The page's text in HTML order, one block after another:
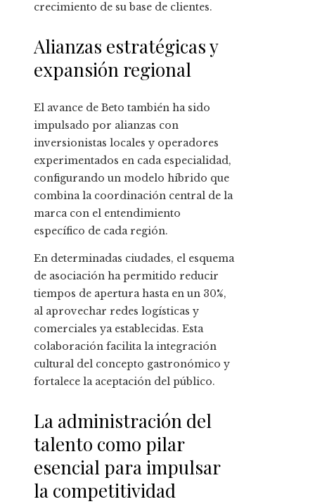
crecimiento de su base de clientes.
Alianzas estratégicas y
expansión regional
El avance de Beto también ha sido
impulsado por alianzas con
inversionistas locales y operadores
experimentados en cada especialidad,
configurando un modelo híbrido que
combina la coordinación central de la
marca con el entendimiento
específico de cada región.
En determinadas ciudades, el esquema
de asociación ha permitido reducir
tiempos de apertura hasta en un 30%,
al aprovechar redes logísticas y
comerciales ya establecidas. Esta
colaboración facilita la integración
cultural del concepto gastronómico y
fortalece la aceptación del público.
La administración del
talento como pilar
esencial para impulsar
la competitividad